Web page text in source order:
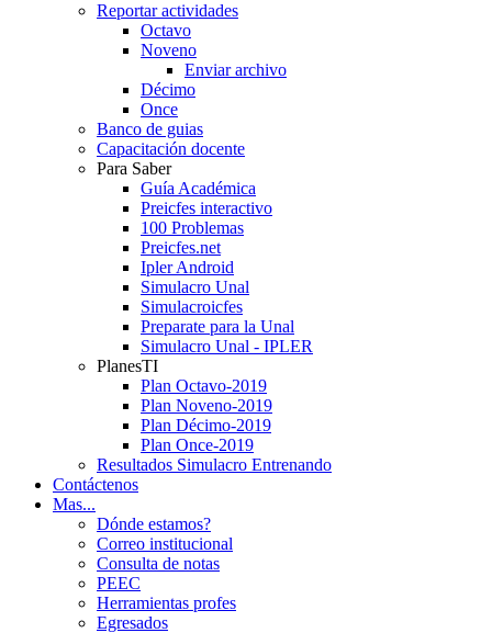
Reportar actividades
Octavo
Noveno
Enviar archivo
Décimo
Once
Banco de guias
Capacitación docente
Para Saber
Guía Académica
Preicfes interactivo
100 Problemas
Preicfes.net
Ipler Android
Simulacro Unal
Simulacroicfes
Preparate para la Unal
Simulacro Unal - IPLER
PlanesTI
Plan Octavo-2019
Plan Noveno-2019
Plan Décimo-2019
Plan Once-2019
Resultados Simulacro Entrenando
Contáctenos
Mas...
Dónde estamos?
Correo institucional
Consulta de notas
PEEC
Herramientas profes
Egresados